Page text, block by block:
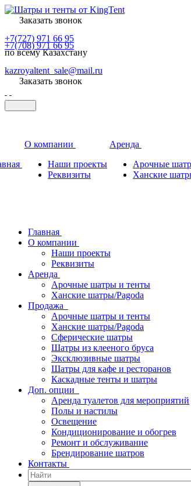
Заказать звонок
+7(727) 971 66 95
+7(708) 971 66 95
по всему Казахстану
kazroyaltent_sale@mail.ru
Заказать звонок
О компании
Наши проекты
Реквизиты
Аренда
Арочные
Ханские
Главная
О компании
Наши проекты
Реквизиты
Аренда
Арочные шатры и тенты
Ханские шатры/Pagoda
Продажа
Арочные шатры и тенты
Ханские шатры/Pagoda
Сферические шатры
Шатры из клееного бруса
Эксклюзивные шатры
Шатры для кафе и ресторанов
Каскадные тенты и шатры
Доп. опции
Аренда туалетов для мероприятий
Полы и настилы
Освещение
Кондиционирование и обогрев
Ремонт и обслуживание
Брендирование шатров
Контакты